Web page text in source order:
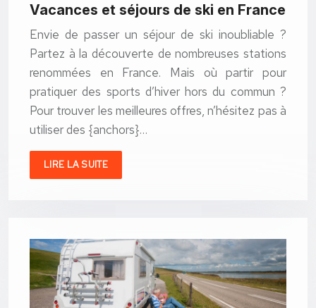
Vacances et séjours de ski en France
Envie de passer un séjour de ski inoubliable ?
Partez à la découverte de nombreuses stations
renommées en France. Mais où partir pour
pratiquer des sports d’hiver hors du commun ?
Pour trouver les meilleures offres, n’hésitez pas à
utiliser des {anchors}…
LIRE LA SUITE